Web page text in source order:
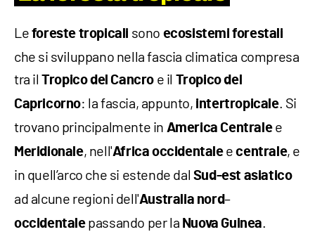
Le foreste tropicali sono ecosistemi forestali
che si sviluppano nella fascia climatica compresa
tra ilTropico del Cancro e il Tropico del
Capricorno: la fascia, appunto, intertropicale. Si
trovano principalmente in America Centralee
Meridionale, nell'Africa occidentaleecentrale, e
in quell’arco che si estende dal Sud-est asiatico
ad alcune regioni dell'Australia nord–
occidentalepassando per la Nuova Guinea.